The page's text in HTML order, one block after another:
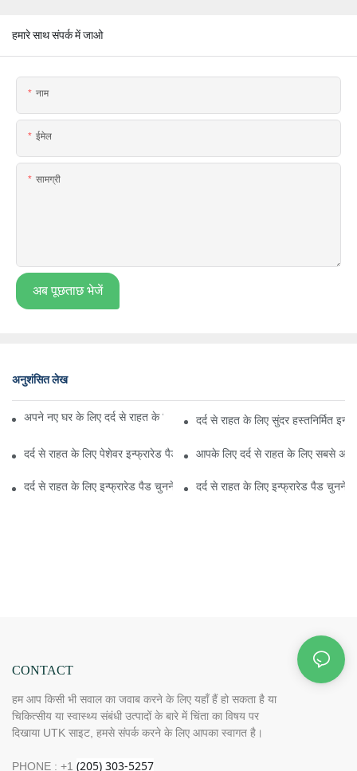
हमारे साथ संपर्क में जाओ
नाम
ईमेल
सामग्री
अब पूछताछ भेजें
अनुशंसित लेख
अपने नए घर के लिए दर्द से राहत के लिए इन्फ्रारेड पैड का उपयोग कैसे करें?
दर्द से राहत के लिए सुंदर हस्तनिर्मित
दर्द से राहत के लिए पेशेवर इन्फ्रारेड पैड कैसे चुनें?आपके लिए दर्द से राहत के लिए सबसे
दर्द से राहत के लिए इन्फ्रारेड पैड चुनने के लिए सर्वश्रेष्ठ 5 टिप्सदर्द से राहत के लिए इन्फ्रारेड पैड चुनने
CONTACT
हम आप किसी भी सवाल का जवाब करने के लिए यहाँ हैं हो सकता है या
चिकित्सीय या स्वास्थ्य संबंधी उत्पादों के बारे में चिंता का विषय पर
दिखाया UTK साइट, हमसे संपर्क करने के लिए आपका स्वागत है।
PHONE : +1